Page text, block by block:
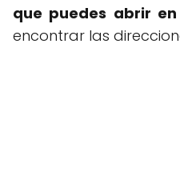
que puedes abrir
encontrar las